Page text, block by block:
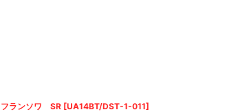
絞り込む
フランソワ SR [UA14BT/DST-1-011]